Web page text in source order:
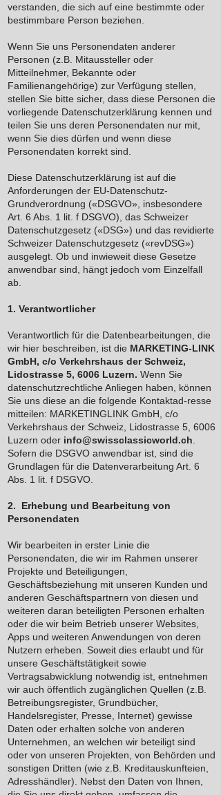
verstanden, die sich auf eine bestimmte oder
bestimmbare Person beziehen.
Wenn Sie uns Personendaten anderer
Personen (z.B. Mitaussteller oder
Mitteilnehmer, Bekannte oder
Familienangehörige) zur Verfügung stellen,
stellen Sie bitte sicher, dass diese Personen die
vorliegende Datenschutzerklärung kennen und
teilen Sie uns deren Personendaten nur mit,
wenn Sie dies dürfen und wenn diese
Personendaten korrekt sind.
Diese Datenschutzerklärung ist auf die
Anforderungen der EU-Datenschutz-
Grundverordnung («DSGVO», insbesondere
Art. 6 Abs. 1 lit. f DSGVO), das Schweizer
Datenschutzgesetz («DSG») und das revidierte
Schweizer Datenschutzgesetz («revDSG»)
ausgelegt. Ob und inwieweit diese Gesetze
anwendbar sind, hängt jedoch vom Einzelfall
ab.
1. Verantwortlicher
Verantwortlich für die Datenbearbeitungen, die
wir hier beschreiben, ist die MARKETING-LINK
GmbH, c/o Verkehrshaus der Schweiz,
Lidostrasse 5, 6006 Luzern. Wenn Sie
datenschutzrechtliche Anliegen haben, können
Sie uns diese an die folgende Kontaktad-resse
mitteilen: MARKETINGLINK GmbH, c/o
Verkehrshaus der Schweiz, Lidostrasse 5, 6006
Luzern oder info@swissclassicworld.ch
Sofern die DSGVO anwendbar ist, sind die
Grundlagen für die Datenverarbeitung Art. 6
Abs. 1 lit. f DSGVO.
2. Erhebung und Bearbeitung von
Personendaten
Wir bearbeiten in erster Linie die
Personendaten, die wir im Rahmen unserer
Projekte und Beteiligungen,
Geschäftsbeziehung mit unseren Kunden und
anderen Geschäftspartnern von diesen und
weiteren daran beteiligten Personen erhalten
oder die wir beim Betrieb unserer Websites,
Apps und weiteren Anwendungen von deren
Nutzern erheben. Soweit dies erlaubt und für
unsere Geschäftstätigkeit sowie
Vertragsabwicklung notwendig ist, entnehmen
wir auch öffentlich zugänglichen Quellen (z.B.
Betreibungsregister, Grundbücher,
Handelsregister, Presse, Internet) gewisse
Daten oder erhalten solche von anderen
Unternehmen, an welchen wir beteiligt sind
oder von unseren Projekten, von Behörden und
sonstigen Dritten (wie z.B. Kreditauskunfteien,
Adresshändler). Nebst den Daten von Ihnen,